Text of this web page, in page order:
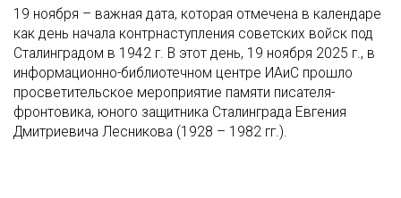
19 ноября – важная дата, которая отмечена в календаре
как день начала контрнаступления советских войск под
Сталинградом в 1942 г. В этот день, 19 ноября 2025 г., в
информационно-библиотечном центре ИАиС прошло
просветительское мероприятие памяти писателя-
фронтовика, юного защитника Сталинграда Евгения
Дмитриевича Лесникова (1928 – 1982 гг.).